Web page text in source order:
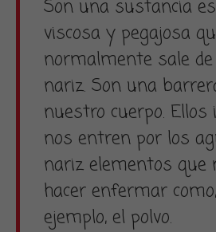
Son una sustancia
viscosa y pegajosa
normalmente sale
nariz. Son una
nuestro cuerpo. Ellos
nos entren por los
nariz elementos que
hacer enfermar
ejemplo, el polvo.